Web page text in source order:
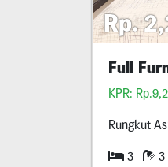
Rp.
KPR:
Rungkut
3 3